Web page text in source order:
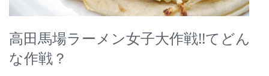
高田馬場ラーメン女子大作戦!!てどん
な作戦？